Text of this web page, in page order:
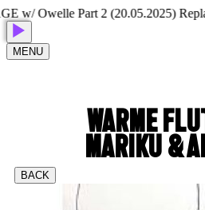
Owelle Part 2 (20.05.2025) Replay
MENU
WARME
MARIKU &
BACK